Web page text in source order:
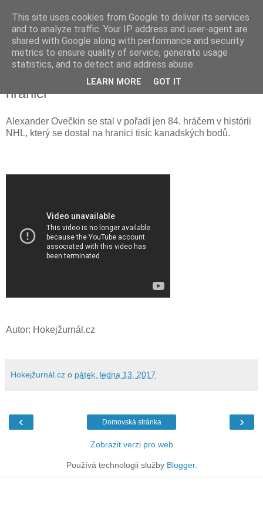
Alexander Ovečkin na 1000-bodové
hranici
Alexander Ovečkin se stal v pořadí jen 84. hráčem v histórii
NHL, který se dostal na hranici tisíc kanadských bodů.
Autor: Hokejžurnál.cz
Hokejžurnál.cz o pátek, ledna 13, 2017
‹ ›
Domovská stránka
Zobrazit verzi pro web
Používá technologii služby Blogger.
This site uses cookies from Google to deliver its services
and to analyze traffic. Your IP address and user-agent are
shared with Google along with performance and security
metrics to ensure quality of service, generate usage
statistics, and to detect and address abuse.
LEARN MORE GOT IT